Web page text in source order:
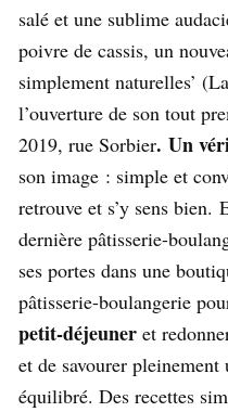
salé et une sublime
poivre de cassis, un
simplement naturelles’
l’ouverture de son tout
2019, rue Sorbier. Un
son image : simple et
retrouve et s’y sens bien.
dernière pâtisserie-
ses portes dans une
pâtisserie-boulangerie
petit-déjeuner et
et de savourer
équilibré. Des recettes